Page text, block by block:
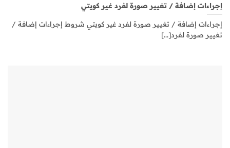
إجراءات إضافة / تغيير صورة لفرد غير كويتي
إجراءات إضافة / تغيير صورة لفرد غير كويتي شروط إجراءات إضافة /
تغيير صورة لفرد[...]